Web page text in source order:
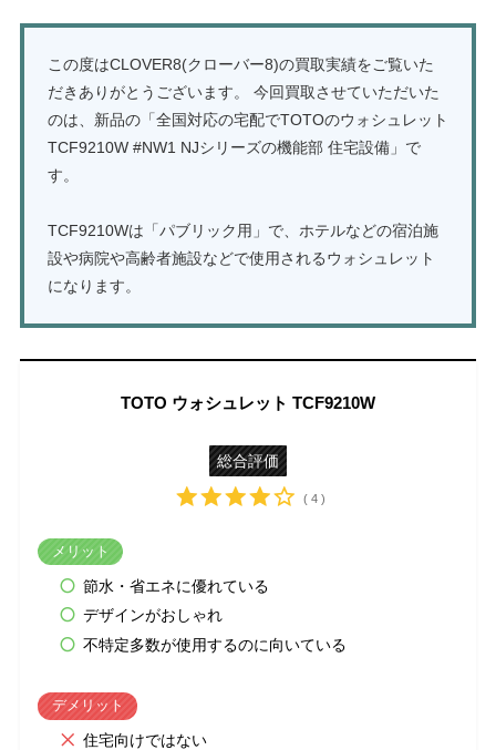
この度はCLOVER8(クローバー8)の買取実績をご覧いた
だきありがとうございます。 今回買取させていただいた
のは、新品の「全国対応の宅配でTOTOのウォシュレット
TCF9210W #NW1 NJシリーズの機能部 住宅設備」で
す。
TCF9210Wは「パブリック用」で、ホテルなどの宿泊施
設や病院や高齢者施設などで使用されるウォシュレット
になります。
TOTO ウォシュレット TCF9210W
総合評価
( 4 )
メリット
節水・省エネに優れている
デザインがおしゃれ
不特定多数が使用するのに向いている
デメリット
住宅向けではない